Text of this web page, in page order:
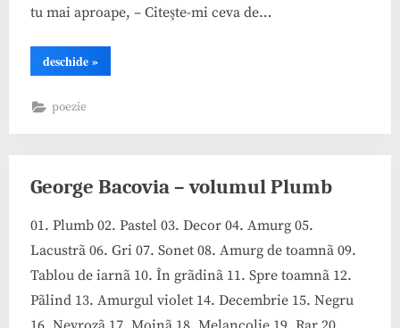
tu mai aproape, – Citeşte-mi ceva de…
deschide“George
Bacovia,
»
poezie
George Bacovia – volumul Plumb
01. Plumb 02. Pastel 03. Decor 04. Amurg 05.
Lacustrã 06. Gri 07. Sonet 08. Amurg de toamnã 09.
Tablou de iarnã 10. În grãdinã 11. Spre toamnã 12.
Pãlind 13. Amurgul violet 14. Decembrie 15. Negru